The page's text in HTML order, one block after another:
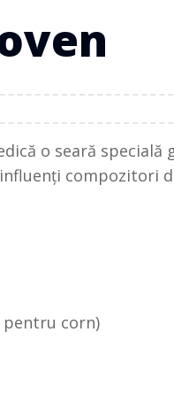
o seară specială
compozitori
pentru corn)